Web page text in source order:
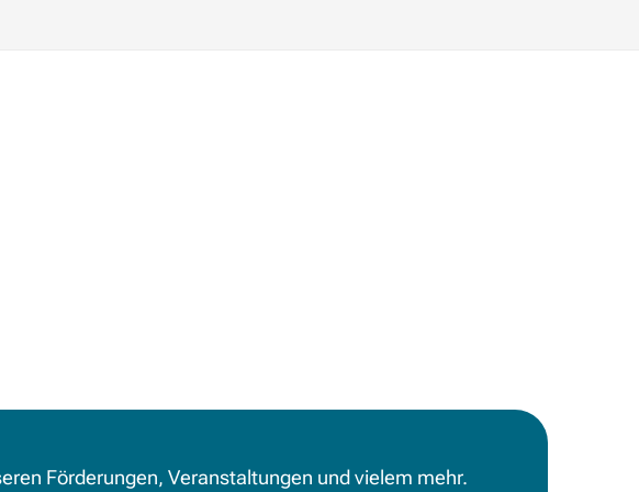
Förderungen, Veranstaltungen und vielem mehr.